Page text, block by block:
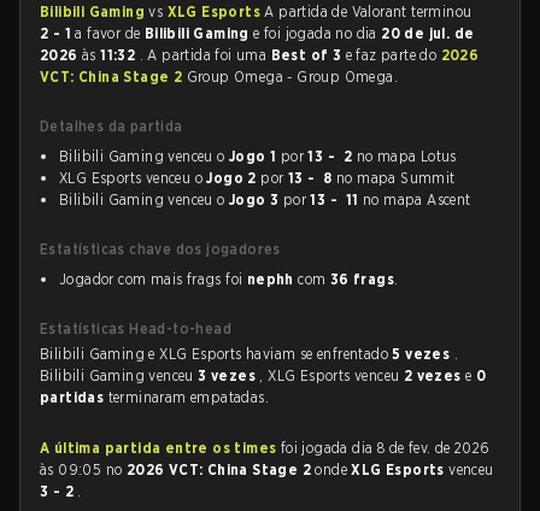
Bilibili Gamingvs XLG EsportsA partida de Valorant terminou
2 - 1 a favor de Bilibili Gaminge foi jogada no dia 20 de jul. de
2026 às11:32 . A partida foi uma Best of 3 e faz parte do 2026
VCT: China Stage 2 Group Omega - Group Omega.
Detalhes da partida
Bilibili Gaming venceu o Jogo 1 por13 - 2 no mapa Lotus
XLG Esports venceu oJogo 2 por 13 - 8 no mapa Summit
Bilibili Gaming venceu o Jogo 3 por13 - 11 no mapa Ascent
Estatísticas chave dos jogadores
Jogador com mais frags foi nephh com 36 frags.
Estatísticas Head-to-head
Bilibili Gaming e XLG Esports haviam se enfrentado5 vezes .
Bilibili Gaming venceu3 vezes , XLG Esports venceu 2 vezese 0
partidas terminaram empatadas.
A última partida entre os times foi jogada dia 8 de fev. de 2026
às 09:05 no 2026 VCT: China Stage 2ondeXLG Esportsvenceu
3 - 2 .